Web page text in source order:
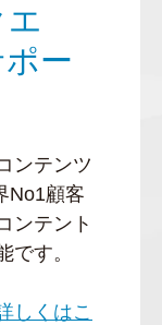
エ
ー
ンテンツ
No1顧客
ンテント
です。
しくはこ